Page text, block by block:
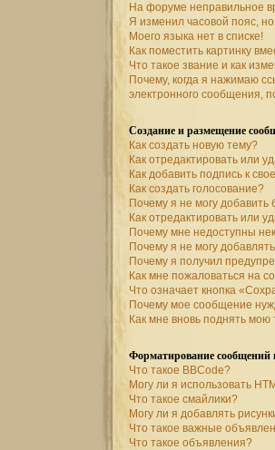
На форуме неправильное
Я изменил часовой пояс,
Моего языка нет в списке!
Как поместить картинку
Что такое звание и как
Почему, когда я нажимаю
электронного сообщения,
Создание и размещение
Как создать новую тему?
Как отредактировать или
Как добавить подпись к
Как создать голосование?
Почему я не могу
Как отредактировать или
Почему мне недоступны
Почему я не могу
Почему я получил
Как мне пожаловаться на
Что означает кнопка
Почему мое сообщение
Как мне вновь поднять мою
Форматирование сообщений
Что такое BBCode?
Могу ли я использовать
Что такое смайлики?
Могу ли я добавлять
Что такое важные
Что такое объявления?